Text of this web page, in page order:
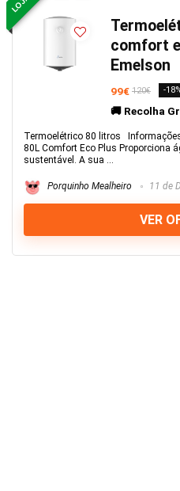
comfort
Emelson
99€ 120€ -
🚚 Recolha
Termoelétrico 80 litros
80L Comfort Eco Plus Proporciona
sustentável. A sua ...
Porquinho Mealheiro 11 de
VER